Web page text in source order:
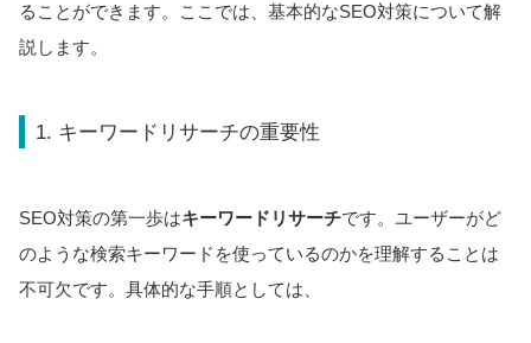
ることができます。ここでは、基本的なSEO対策について解
説します。
1. キーワードリサーチの重要性
SEO対策の第一歩はキーワードリサーチです。ユーザーがど
のような検索キーワードを使っているのかを理解することは
不可欠です。具体的な手順としては、